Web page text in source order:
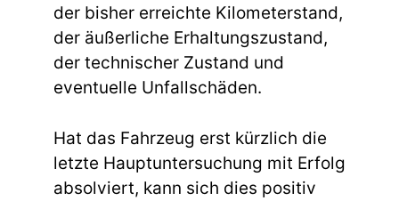
der bisher erreichte Kilometerstand,
der äußerliche Erhaltungszustand,
der technischer Zustand und
eventuelle Unfallschäden.
Hat das Fahrzeug erst kürzlich die
letzte Hauptuntersuchung mit Erfolg
absolviert, kann sich dies positiv